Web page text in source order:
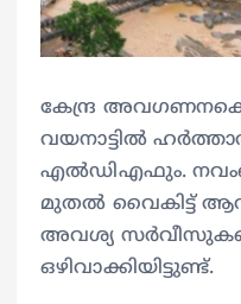
കേന്ദ്ര
വയനാട്ടിൽ
എൽഡിഎഫും.
മുതൽ വൈകിട്ട്
അവശ്യ
ഒഴിവാക്കിയിട്ടുണ്ട്.